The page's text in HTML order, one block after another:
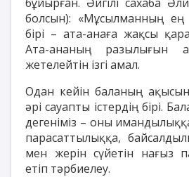
болсын): «Мұсылманның ең
бірі – ата-анаға жақсы
Ата-ананың разылығын
жетелейтін ізгі амал.
Одан кейін баланың
әрі сауапты істердің бірі.
дегеніміз – оны
парасаттылыққа,
мен жерін сүйетін нағыз
етіп тәрбиелеу.